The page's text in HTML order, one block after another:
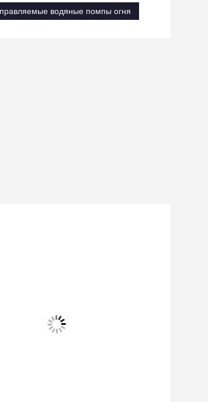
водяные помпы огня